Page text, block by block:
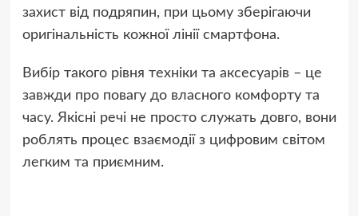
захист від подряпин, при цьому зберігаючи
оригінальність кожної лінії смартфона.
Вибір такого рівня техніки та аксесуарів – це
завжди про повагу до власного комфорту та
часу. Якісні речі не просто служать довго, вони
роблять процес взаємодії з цифровим світом
легким та приємним.